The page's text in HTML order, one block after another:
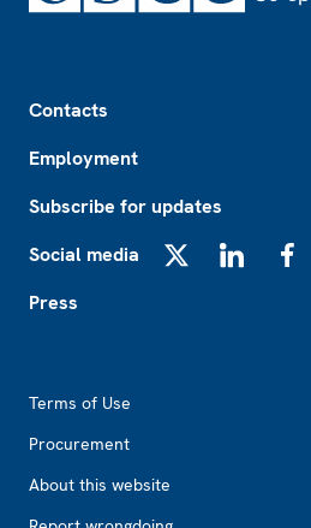
Contacts
Employment
Subscribe for updates
Social media
Press
Terms of Use
Procurement
About this website